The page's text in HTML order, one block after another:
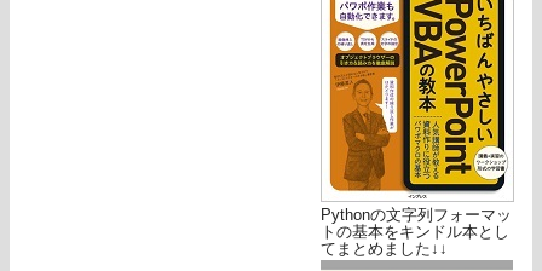
Pythonの文字列フォーマッ
トの基本をキンドル本とし
てまとめました↓↓